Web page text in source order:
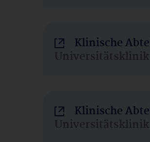
Klinische
Universitätsklinik
Klinische
Universitätsklinik